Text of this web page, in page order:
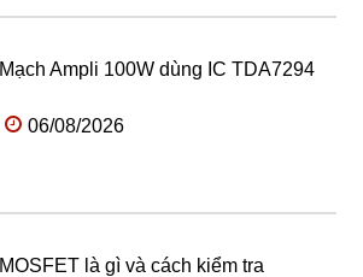
Mạch Ampli 100W dùng IC TDA7294
06/08/2026
MOSFET là gì và cách kiểm tra